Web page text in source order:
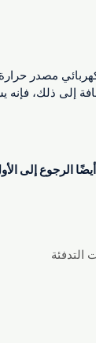
مصدر
إلى ذلك،
الرجوع إلى
التدفئة